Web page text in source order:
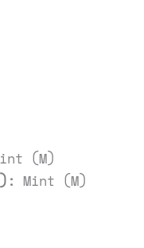
(M)
Mint (M)